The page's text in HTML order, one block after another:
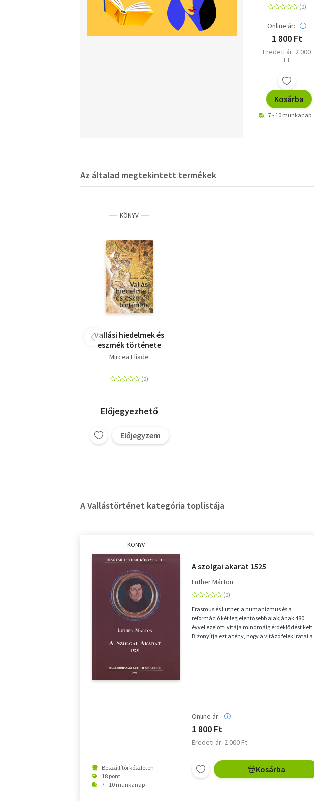
Online ár:
1 800 Ft
Eredeti ár: 2 000
Ft
Kosárba
7 - 10 munkanap
Az általad megtekintett termékek
KÖNYV
Vallási hiedelmek és
eszmék története
Mircea Eliade
Előjegyezhető
Előjegyzem
A Vallástörténet kategória toplistája
KÖNYV
Beszállítói készleten
18 pont
7 - 10 munkanap
A szolgai akarat 1525
Luther Márton
Erasmus és Luther, a humanizmus és a
reformáció két legjelentősebb alakjának 480
évvel ezelőtti vitája mindmáig érdeklődést kelt.
Bizonyítja ezt a tény, hogy a vitázó felek iratai a
Online ár:
1 800 Ft
Eredeti ár: 2 000 Ft
Kosárba